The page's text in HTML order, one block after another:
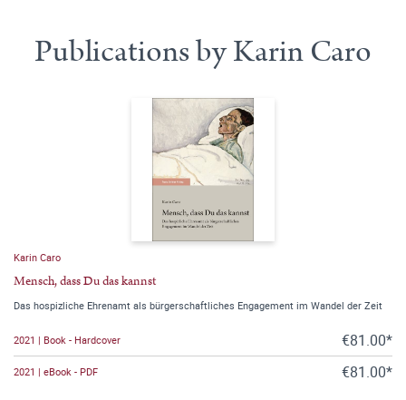
Publications by Karin Caro
Karin Caro
Mensch, dass Du das kannst
Das hospizliche Ehrenamt als bürgerschaftliches Engagement im Wandel der Zeit
2021 | Book - Hardcover €81.00*
2021 | eBook - PDF €81.00*